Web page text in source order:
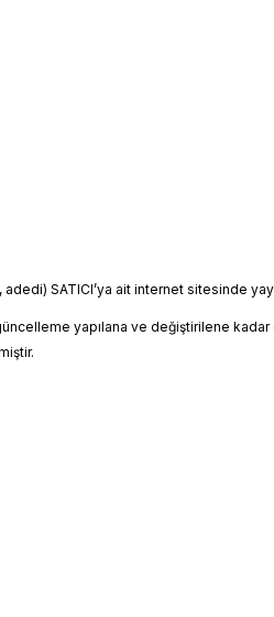
SATICI’ya ait internet sitesinde
yapılana ve değiştirilene